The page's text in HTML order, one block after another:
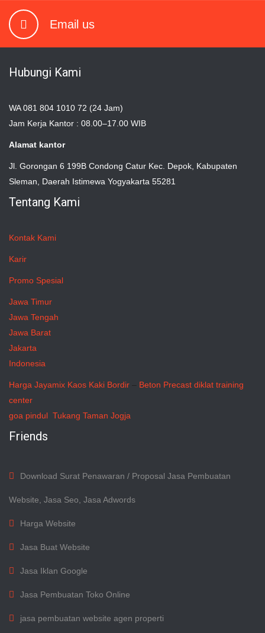
Email us
Hubungi Kami
WA 081 804 1010 72 (24 Jam)
Jam Kerja Kantor : 08.00–17.00 WIB
Alamat kantor
Jl. Gorongan 6 199B Condong Catur Kec. Depok, Kabupaten
Sleman, Daerah Istimewa Yogyakarta 55281
Tentang Kami
Kontak Kami
Karir
Promo Spesial
Jawa Timur
Jawa Tengah
Jawa Barat
Jakarta
Indonesia
Harga Jayamix Kaos Kaki Bordir – Beton Precast diklat training
center
goa pindul Tukang Taman Jogja
Friends
Download Surat Penawaran / Proposal Jasa Pembuatan
Website, Jasa Seo, Jasa Adwords
Harga Website
Jasa Buat Website
Jasa Iklan Google
Jasa Pembuatan Toko Online
jasa pembuatan website agen properti